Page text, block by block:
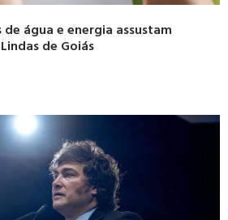
água e energia assustam
de Goiás